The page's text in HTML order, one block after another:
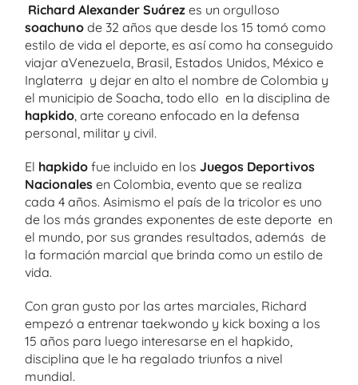
Richard Alexander Suárez es un orgulloso
soachuno de 32 años que desde los 15 tomó como
estilo de vida el deporte, es así como ha conseguido
viajar aVenezuela, Brasil, Estados Unidos, México e
Inglaterra y dejar en alto el nombre de Colombia y
el municipio de Soacha, todo ello en la disciplina de
hapkido , arte coreano enfocado en la defensa
personal, militar y civil.
El hapkido fue incluido en los Juegos Deportivos
Nacionales en Colombia, evento que se realiza
cada 4 años. Asimismo el país de la tricolor es uno
de los más grandes exponentes de este deporte en
el mundo, por sus grandes resultados, además de
la formación marcial que brinda como un estilo de
vida.
Con gran gusto por las artes marciales, Richard
empezó a entrenar taekwondo y kick boxing a los
15 años para luego interesarse en el hapkido,
disciplina que le ha regalado triunfos a nivel
mundial.